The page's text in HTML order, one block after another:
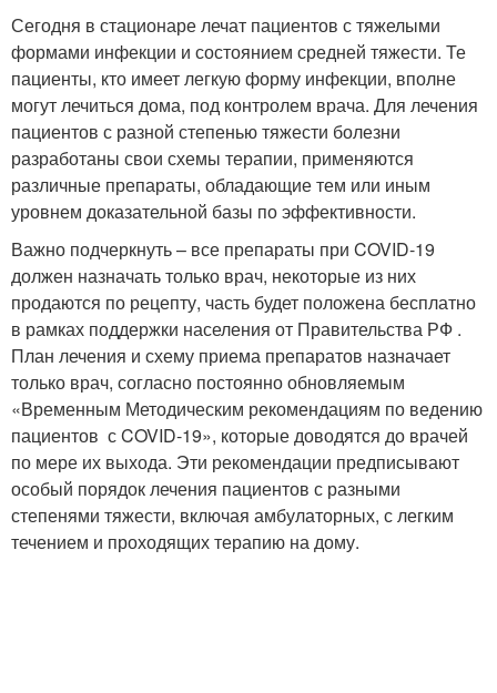
Сегодня в стационаре лечат пациентов с тяжелыми
формами инфекции и состоянием средней тяжести. Те
пациенты, кто имеет легкую форму инфекции, вполне
могут лечиться дома, под контролем врача. Для лечения
пациентов с разной степенью тяжести болезни
разработаны свои схемы терапии, применяются
различные препараты, обладающие тем или иным
уровнем доказательной базы по эффективности.
Важно подчеркнуть – все препараты при COVID-19
должен назначать только врач, некоторые из них
продаются по рецепту, часть будет положена бесплатно
в рамках поддержки населения от Правительства РФ .
План лечения и схему приема препаратов назначает
только врач, согласно постоянно обновляемым
«Временным Методическим рекомендациям по ведению
пациентов с COVID-19», которые доводятся до врачей
по мере их выхода. Эти рекомендации предписывают
особый порядок лечения пациентов с разными
степенями тяжести, включая амбулаторных, с легким
течением и проходящих терапию на дому.